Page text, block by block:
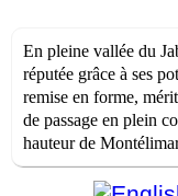
En pleine vallée du
réputée grâce à ses
remise en forme,
de passage en plein
hauteur de